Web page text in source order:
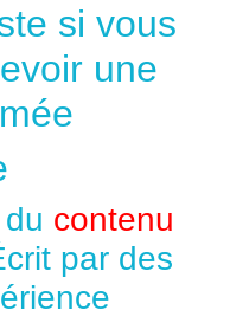
si vous
une
contenu
par des